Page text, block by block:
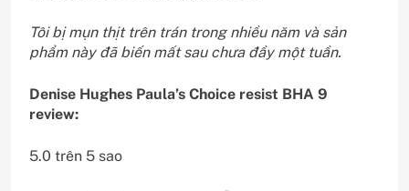
Tôi bị mụn thịt trên trán trong nhiều năm và sản
phẩm này đã biến mất sau chưa đầy một tuần.
Denise Hughes Paula’s Choice resist BHA 9
review:
5.0 trên 5 sao